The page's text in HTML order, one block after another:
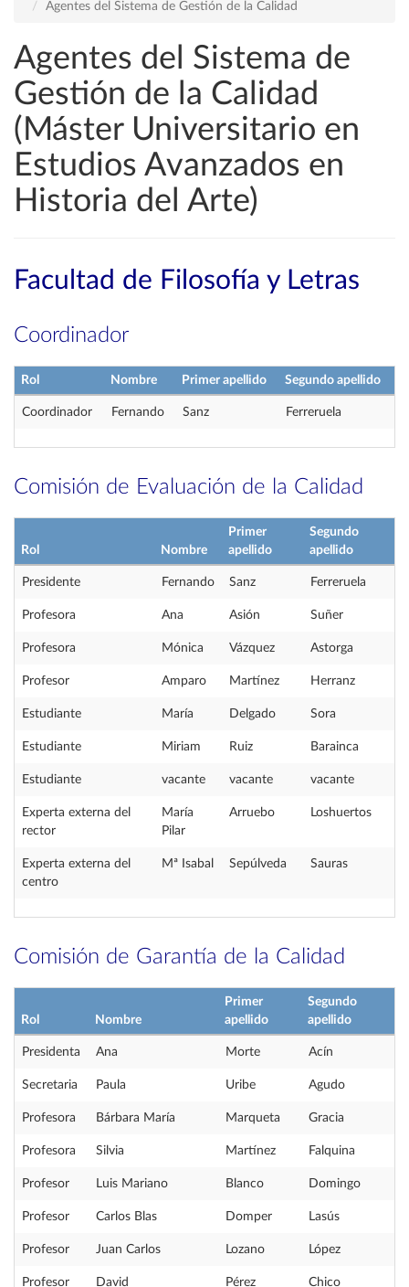
Agentes del Sistema de Gestión de la Calidad
Agentes del Sistema de
Gestión de la Calidad
(Máster Universitario en
Estudios Avanzados en
Historia del Arte)
Facultad de Filosofía y Letras
Coordinador
Rol Nombre Primer apellido Segundo apellido
Coordinador Fernando Sanz Ferreruela
Comisión de Evaluación de la Calidad
Rol Nombre
Primer
apellido
Segundo
apellido
Presidente Fernando Sanz Ferreruela
Profesora Ana Asión Suñer
Profesora Mónica Vázquez Astorga
Profesor Amparo Martínez Herranz
Estudiante María Delgado Sora
Estudiante Miriam Ruiz Barainca
Estudiante vacante vacante vacante
Experta externa del
rector
María
Pilar
Arruebo Loshuertos
Experta externa del
centro
Mª Isabal Sepúlveda Sauras
Comisión de Garantía de la Calidad
Rol Nombre
Primer
apellido
Segundo
apellido
Presidenta Ana Morte Acín
Secretaria Paula Uribe Agudo
Profesora Bárbara María Marqueta Gracia
Profesora Silvia Martínez Falquina
Profesor Luis Mariano Blanco Domingo
Profesor Carlos Blas Domper Lasús
Profesor Juan Carlos Lozano López
Profesor David Pérez Chico